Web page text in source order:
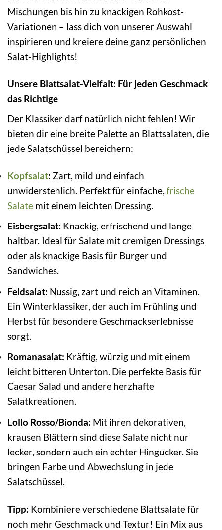
Mischungen bis hin zu knackigen Rohkost-
Variationen – lass dich von unserer Auswahl
inspirieren und kreiere deine ganz persönlichen
Salat-Highlights!
Unsere Blattsalat-Vielfalt: Für jeden Geschmack
das Richtige
Der Klassiker darf natürlich nicht fehlen! Wir
bieten dir eine breite Palette an Blattsalaten, die
jede Salatschüssel bereichern:
Kopfsalat: Zart, mild und einfach
unwiderstehlich. Perfekt für einfache, frische
Salate mit einem leichten Dressing.
Eisbergsalat: Knackig, erfrischend und lange
haltbar. Ideal für Salate mit cremigen Dressings
oder als knackige Basis für Burger und
Sandwiches.
Feldsalat: Nussig, zart und reich an Vitaminen.
Ein Winterklassiker, der auch im Frühling und
Herbst für besondere Geschmackserlebnisse
sorgt.
Romanasalat: Kräftig, würzig und mit einem
leicht bitteren Unterton. Die perfekte Basis für
Caesar Salad und andere herzhafte
Salatkreationen.
Lollo Rosso/Bionda: Mit ihren dekorativen,
krausen Blättern sind diese Salate nicht nur
lecker, sondern auch ein echter Hingucker. Sie
bringen Farbe und Abwechslung in jede
Salatschüssel.
Tipp: Kombiniere verschiedene Blattsalate für
noch mehr Geschmack und Textur! Ein Mix aus